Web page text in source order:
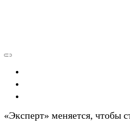
«Эксперт» меняется, чтобы